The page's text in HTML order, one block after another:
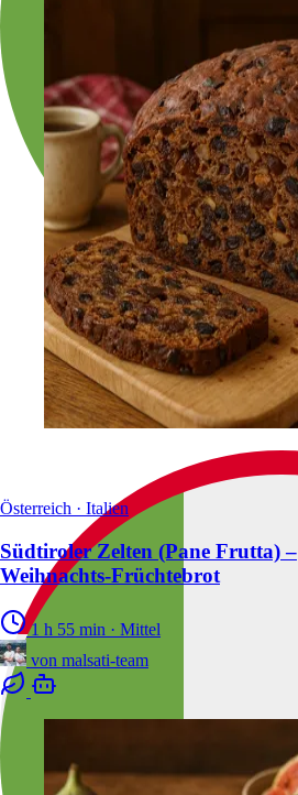
Österreich · Italien
Südtiroler Zelten (Pane Frutta) –
Weihnachts‑Früchtebrot
1 h 55 min · Mittel
von malsati-team